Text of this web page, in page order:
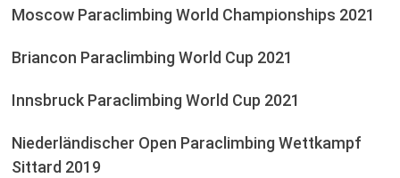
Moscow Paraclimbing World Championships 2021
Briancon Paraclimbing World Cup 2021
Innsbruck Paraclimbing World Cup 2021
Niederländischer Open Paraclimbing Wettkampf
Sittard 2019